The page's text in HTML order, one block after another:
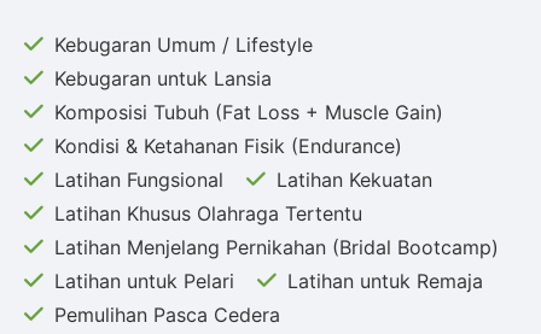
Kebugaran Umum / Lifestyle
Kebugaran untuk Lansia
Komposisi Tubuh (Fat Loss + Muscle Gain)
Kondisi & Ketahanan Fisik (Endurance)
Latihan Fungsional
Latihan Kekuatan
Latihan Khusus Olahraga Tertentu
Latihan Menjelang Pernikahan (Bridal Bootcamp)
Latihan untuk Pelari
Latihan untuk Remaja
Pemulihan Pasca Cedera